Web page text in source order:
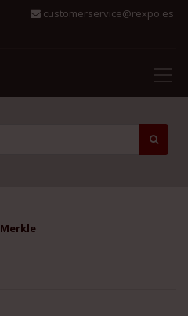
customerservice@rexpo.es